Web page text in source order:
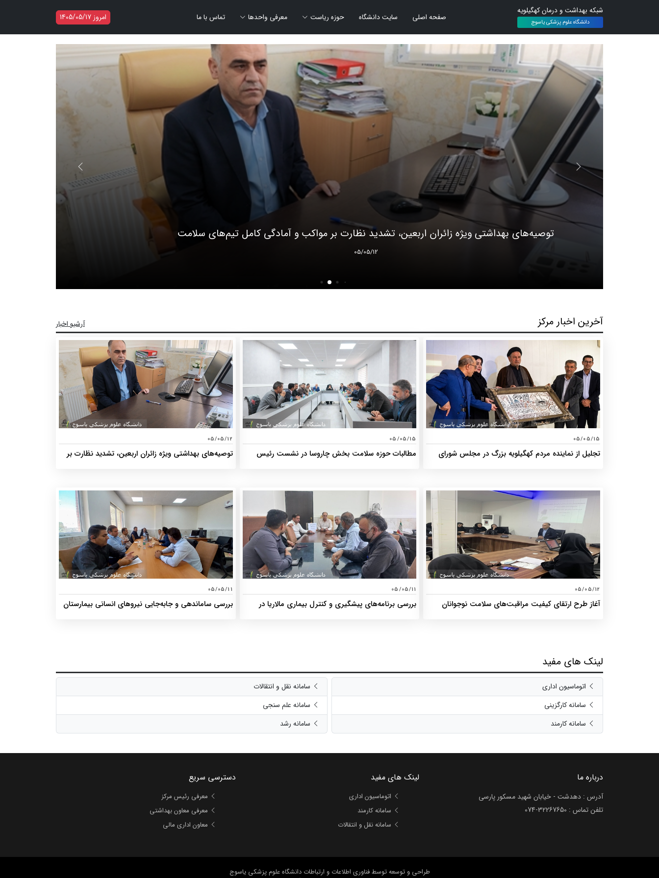
شبکه بهداشت و درمان کهگیلویه
دانشگاه علوم پزشکی یاسوج صفحه اصلی سایت دانشگاه حوزه ریاست معرفی واحدها تماس با ما امروز 1405/05/17
توصیه‌های بهداشتی ویژه زائران اربعین، تشدید نظارت بر مواکب و آمادگی کامل تیم‌های سلامت
05/05/12
آخرین اخبار مرکز آرشیو اخبار
05/05/15
تجلیل از نماینده مردم کهگیلویه بزرگ در مجلس شورای
05/05/15
مطالبات حوزه سلامت بخش چاروسا در نشست رئیس
05/05/12
توصیه‌های بهداشتی ویژه زائران اربعین، تشدید نظارت بر
05/05/12
آغاز طرح ارتقای کیفیت مراقبت‌های سلامت نوجوانان
05/05/11
بررسی برنامه‌های پیشگیری و کنترل بیماری مالاریا در
05/05/11
بررسی ساماندهی و جابه‌جایی نیروهای انسانی بیمارستان
لینک های مفید
اتوماسیون اداری
سامانه کارگزینی
سامانه کارمند
سامانه نقل و انتقالات
سامانه علم سنجی
سامانه رشد
درباره ما
آدرس : دهدشت - خیابان شهید مسکور پارسی
تلفن تماس : 074-32267650
لینک های مفید
اتوماسیون اداری
سامانه کارمند
سامانه نقل و انتقالات
دسترسی سریع
معرفی رئیس مرکز
معرفی معاون بهداشتی
معاون اداری مالی
طراحی و توسعهتوسط فناوری اطلاعات و ارتباطات دانشگاه علوم پزشکی یاسوج